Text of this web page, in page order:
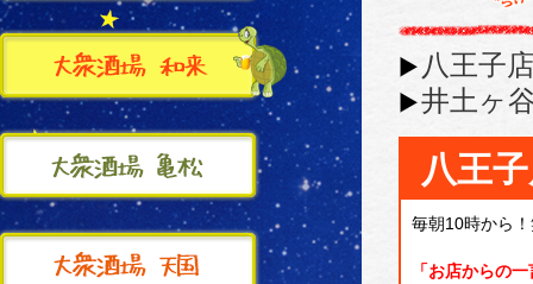
八王子
井土ヶ
八王
毎朝10時から
「お店からの